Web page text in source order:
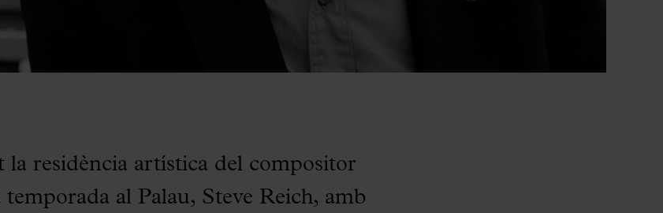
la residència artística del compositor
temporada al Palau, Steve Reich, amb